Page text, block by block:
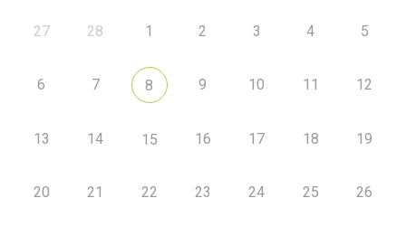
27 28 1 2 3 4 5
6 7 8 9 10 11 12
13 14 15 16 17 18 19
20 21 22 23 24 25 26